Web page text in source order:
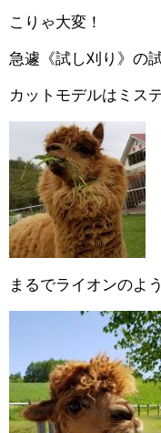
こりゃ大変！
急遽《試し刈り》の
カットモデルはミス
まるでライオンのよ